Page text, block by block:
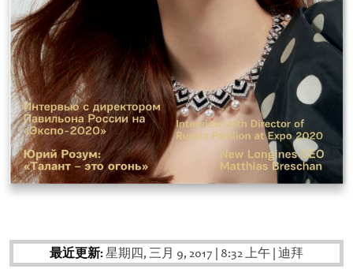
最近更新:星期四, 三月 9, 2017 8:32 上午 迪拜